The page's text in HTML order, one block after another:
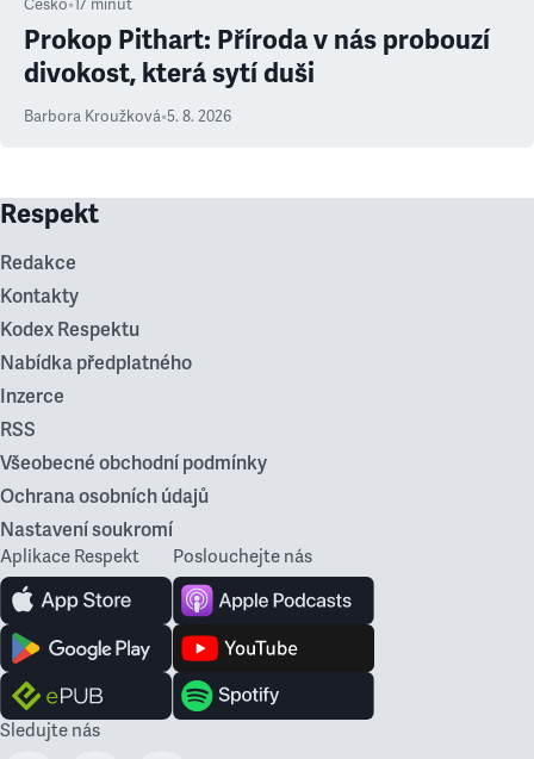
Česko•17 minut
Prokop Pithart: Příroda v nás probouzí
divokost, která sytí duši
Barbora Kroužková•5. 8. 2026
Respekt
Redakce
Kontakty
Kodex Respektu
Nabídka předplatného
Inzerce
RSS
Všeobecné obchodní podmínky
Ochrana osobních údajů
Nastavení soukromí
Aplikace Respekt Poslouchejte nás
Sledujte nás